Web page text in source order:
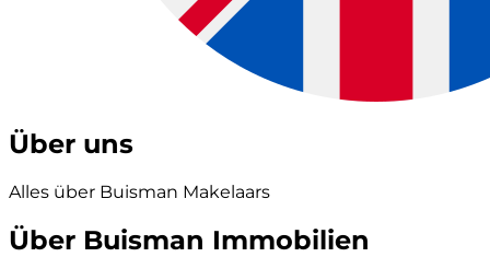
Über uns
Alles über Buisman Makelaars
Über Buisman Immobilien